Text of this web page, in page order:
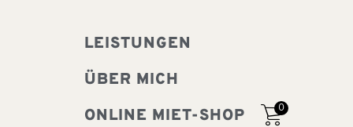
LEISTUNGEN
ÜBER MICH
ONLINE MIET-SHOP
0